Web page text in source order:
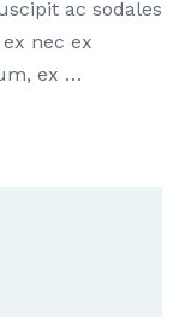
ac sodales
nec ex
ex …